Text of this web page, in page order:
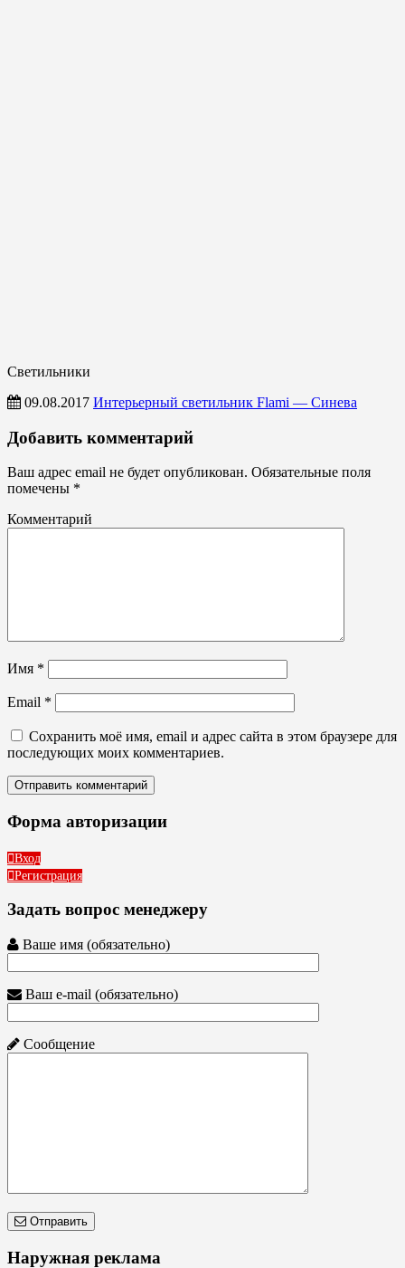
Светильники
09.08.2017 Интерьерный светильник Flami — Синева
Светильники
Добавить комментарий
Ваш адрес email не будет опубликован. Обязательные поля
помечены *
Комментарий
Имя *
Email *
Сохранить моё имя, email и адрес сайта в этом браузере для
последующих моих комментариев.
Форма авторизации
Вход
Регистрация
Задать вопрос менеджеру
Ваше имя (обязательно)
Ваш e-mail (обязательно)
Сообщение
Отправить
Наружная реклама